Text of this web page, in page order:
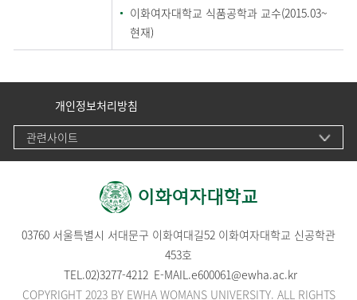
이화여자대학교 식품공학과 교수(2015.03~
현재)
개인정보처리방침
관련사이트
03760 서울특별시 서대문구 이화여대길52 이화여자대학교 신공학관
453호
TEL.02)3277-4212 E-MAIL.e600061@ewha.ac.kr
COPYRIGHT 2023 BY EWHA WOMANS UNIVERSITY. ALL RIGHTS